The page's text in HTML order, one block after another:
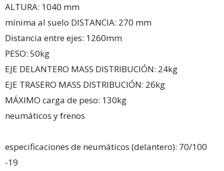
ALTURA: 1040 mm
mínima al suelo DISTANCIA: 270 mm
Distancia entre ejes: 1260mm
PESO: 50kg
EJE DELANTERO MASS DISTRIBUCIÓN: 24kg
EJE TRASERO MASS DISTRIBUCIÓN: 26kg
MÁXIMO carga de peso: 130kg
neumáticos y frenos
especificaciones de neumáticos (delantero): 70/100
-19